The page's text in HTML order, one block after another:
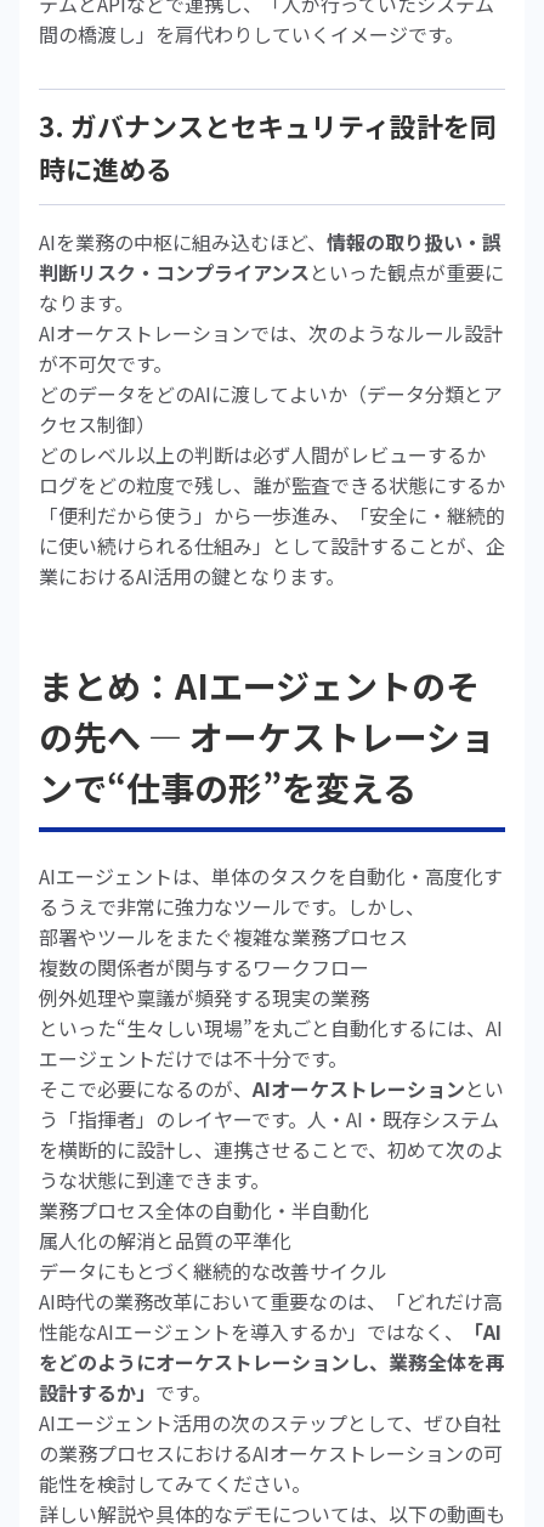
間の橋渡し」を肩代わりしていくイメージです。
3. ガバナンスとセキュリティ設計を同
時に進める
AIを業務の中枢に組み込むほど、 情報の取り扱い・誤
判断リスク・コンプライアンスといった観点が重要に
なります。
AIオーケストレーションでは、次のようなルール設計
が不可欠です。
どのデータをどのAIに渡してよいか（データ分類とア
クセス制御）
どのレベル以上の判断は必ず人間がレビューするか
ログをどの粒度で残し、誰が監査できる状態にするか
「便利だから使う」から一歩進み、「安全に・継続的
に使い続けられる仕組み」として設計することが、企
業におけるAI活用の鍵となります。
まとめ：AIエージェントのそ
の先へ ― オーケストレーショ
ンで“仕事の形”を変える
AIエージェントは、単体のタスクを自動化・高度化す
るうえで非常に強力なツールです。しかし、
部署やツールをまたぐ複雑な業務プロセス
複数の関係者が関与するワークフロー
例外処理や稟議が頻発する現実の業務
といった“生々しい現場”を丸ごと自動化するには、AI
エージェントだけでは不十分です。
そこで必要になるのが、AIオーケストレーションとい
う「指揮者」のレイヤーです。人・AI・既存システム
を横断的に設計し、連携させることで、初めて次のよ
うな状態に到達できます。
業務プロセス全体の自動化・半自動化
属人化の解消と品質の平準化
データにもとづく継続的な改善サイクル
AI時代の業務改革において重要なのは、「どれだけ高
性能なAIエージェントを導入するか」ではなく、
「AI
をどのようにオーケストレーションし、業務全体を再
設計するか」 です。
AIエージェント活用の次のステップとして、ぜひ自社
の業務プロセスにおけるAIオーケストレーションの可
能性を検討してみてください。
詳しい解説や具体的なデモについては、以下の動画も